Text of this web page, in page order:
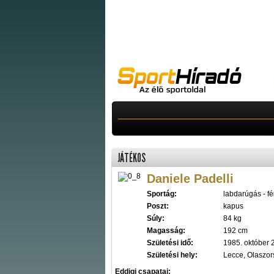
JÁTÉKOS
Daniele Padelli
Sportág:
labdarúgás -
Poszt:
kapus
Súly:
84 kg
Magasság:
192 cm
Születési idő:
1985. október
Születési hely:
Lecce,
Eddigi csapatai: